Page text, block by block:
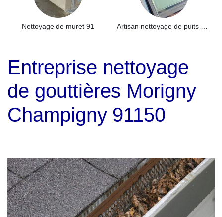
Nettoyage de muret 91
Entreprise nettoyage
de gouttières Morigny
Champigny 91150